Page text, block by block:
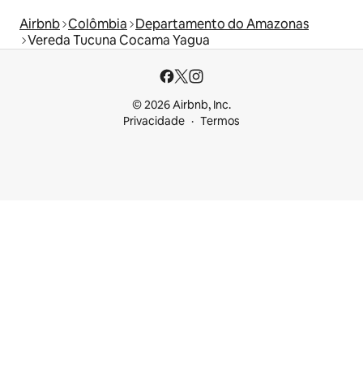
Airbnb Colômbia Departamento do Amazonas
Vereda Tucuna Cocama Yagua
© 2026 Airbnb, Inc.
Privacidade
Termos